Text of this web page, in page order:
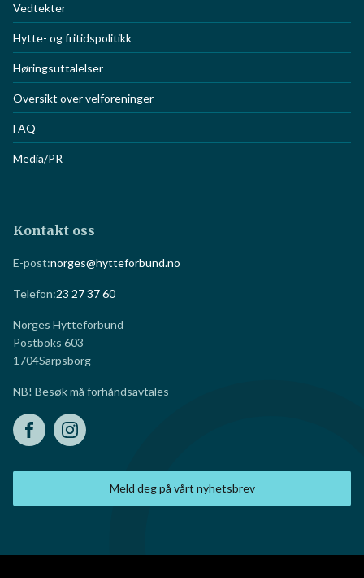
Vedtekter
Hytte- og fritidspolitikk
Høringsuttalelser
Oversikt over velforeninger
FAQ
Media/PR
Kontakt oss
E-post:norges@hytteforbund.no
Telefon:23 27 37 60
Norges Hytteforbund
Postboks 603
1704Sarpsborg
NB! Besøk må forhåndsavtales
Meld deg på vårt nyhetsbrev